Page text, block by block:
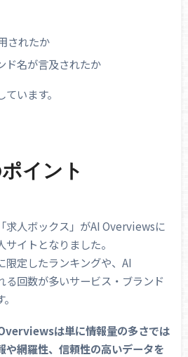
されたか
ド名が言及されたか
います。
イント
求人ボックス」がAI Overviewsに
イトとなりました。
限定したランキングや、AI
回数が多いサービス・ブランド
は単に情報量の多さでは
や網羅性、信頼性の高いデータを